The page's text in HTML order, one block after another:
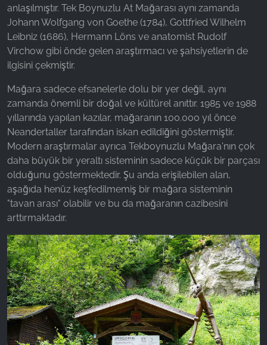
anlaşılmıştır. Tek Boynuzlu At Mağarası aynı zamanda
Johann Wolfgang von Goethe (1784), Gottfried Wilhelm
Leibniz (1686), Hermann Löns ve anatomist Rudolf
Virchow gibi önde gelen araştırmacı ve şahsiyetlerin de
ilgisini çekmiştir.
Mağara sadece efsanelerle dolu bir yer değil, aynı
zamanda önemli bir doğal ve kültürel anıttır. 1985 ve 1988
yıllarında yapılan kazılar, mağaranın 100.000 yıl önce
Neandertaller tarafından iskan edildiğini göstermiştir.
Modern araştırmalar ayrıca Tekboynuzlu Mağara'nın çok
daha büyük bir yeraltı sisteminin sadece küçük bir parçası
olduğunu göstermektedir. Şu anda erişilebilen alan,
aşağıda henüz keşfedilmemiş bir mağara sisteminin
"tavan arası" olabilir ve bu da mağaranın cazibesini
arttırmaktadır.